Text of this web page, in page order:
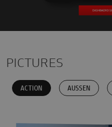
PICTURES
ACTION AUSSEN